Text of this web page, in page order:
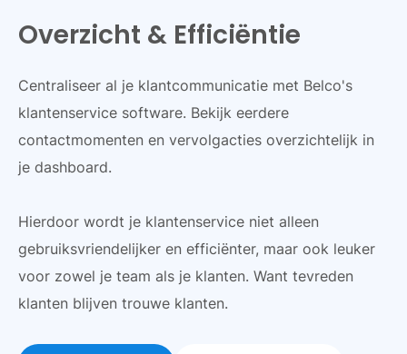
Overzicht & Efficiëntie
Centraliseer al je klantcommunicatie met Belco's
klantenservice software. Bekijk eerdere
contactmomenten en vervolgacties overzichtelijk in
je dashboard.
Hierdoor wordt je klantenservice niet alleen
gebruiksvriendelijker en efficiënter, maar ook leuker
voor zowel je team als je klanten. Want tevreden
klanten blijven trouwe klanten.